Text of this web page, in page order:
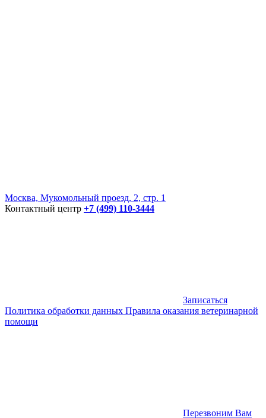
Москва, Мукомольный проезд, 2, стр. 1
Контактный центр +7 (499) 110-3444
Записаться
Политика обработки данных Правила оказания ветеринарной
помощи
Перезвоним Вам